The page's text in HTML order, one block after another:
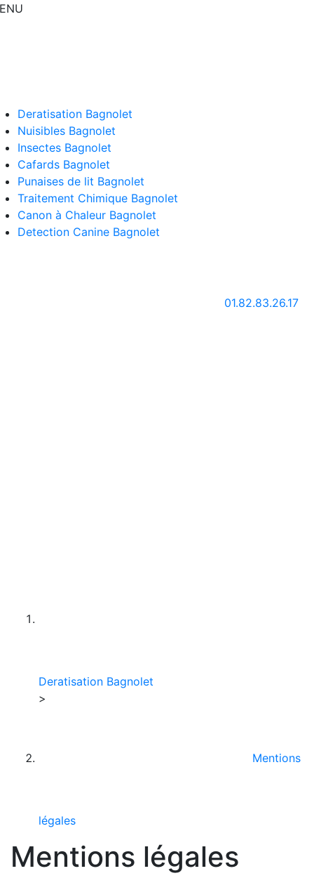
Deratisation Bagnolet
Nuisibles Bagnolet
Insectes Bagnolet
Cafards Bagnolet
Punaises de lit Bagnolet
Traitement Chimique Bagnolet
Canon à Chaleur Bagnolet
Detection Canine Bagnolet
01.82.83.26.17
Deratisation Bagnolet
>
Mentions
légales
Mentions légales